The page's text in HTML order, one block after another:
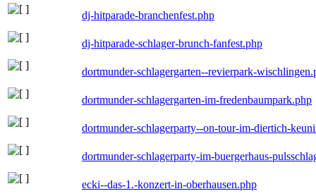
dj-hitparade-branchenfest.php
dj-hitparade-schlager-brunch-fanfest.php
dortmunder-schlagergarten--revierpark-
dortmunder-schlagergarten-im-fredenbaumpark.php
dortmunder-schlagerparty--on-tour-im-diertich-
dortmunder-schlagerparty-im-buergerhaus-
ecki--das-1.-konzert-in-oberhausen.php